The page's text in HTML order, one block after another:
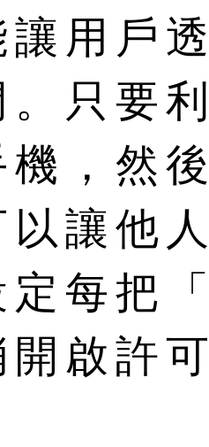
讓用戶
。只要
機，然
以讓他
定每把
開啟許